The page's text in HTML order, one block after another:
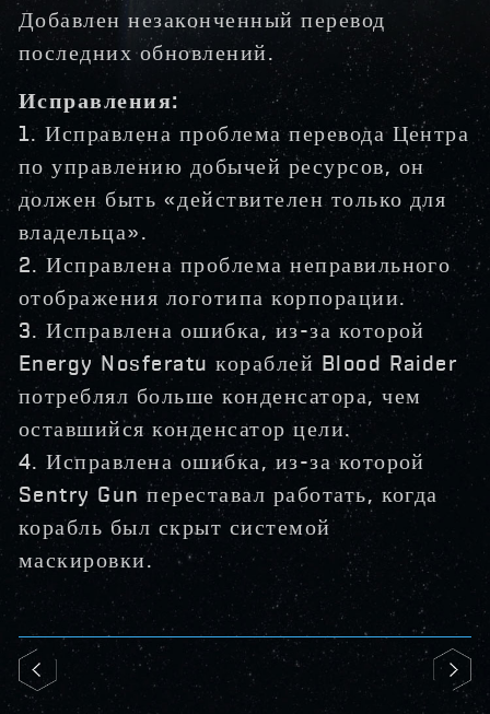
Добавлен незаконченный перевод
последних обновлений.
Исправления:
1. Исправлена проблема перевода Центра
по управлению добычей ресурсов, он
должен быть «действителен только для
владельца».
2. Исправлена проблема неправильного
отображения логотипа корпорации.
3. Исправлена ошибка, из-за которой
Energy Nosferatu кораблей Blood Raider
потреблял больше конденсатора, чем
оставшийся конденсатор цели.
4. Исправлена ошибка, из-за которой
Sentry Gun переставал работать, когда
корабль был скрыт системой
маскировки.